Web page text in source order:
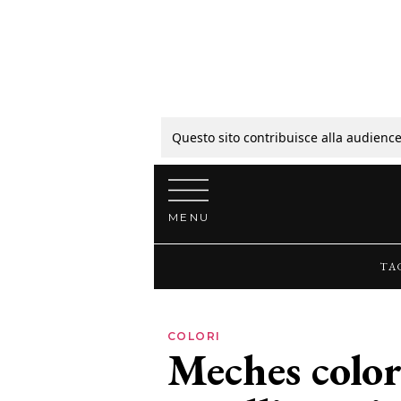
Questo sito contribuisce alla
Vai al contenuto
MENU
COLORI
Meches